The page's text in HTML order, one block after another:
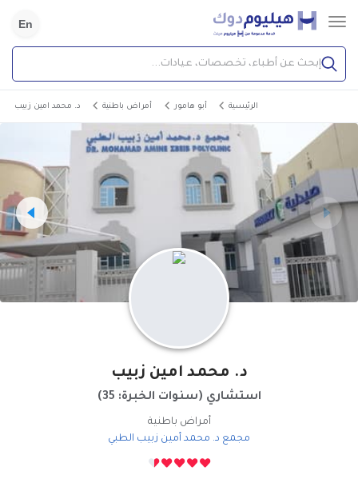
En
إبحث عن أطباء، تخصصات، عيادات...
الرئيسية أبو هامور أمراض باطنية د. محمد امين زبيب
د. محمد امين زبيب
استشاري (سنوات الخبرة: 35 )
أمراض باطنية
مجمع د. محمد أمين زبيب الطبي